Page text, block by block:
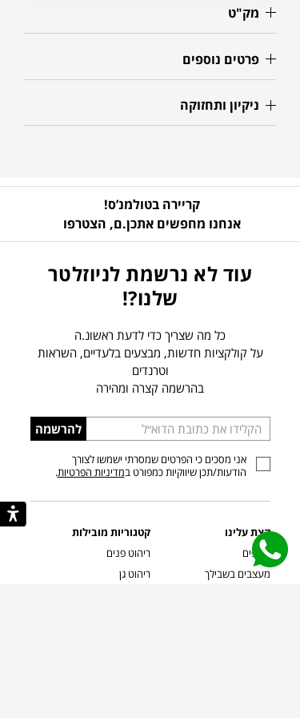
מק"ט
פרטים נוספים
ניקיון ותחזוקה
קריירה בטולמנ’ס!
אנחנו מחפשים אתכן.ם, הצטרפו
עוד לא נרשמת לניוזלטר
שלנו?!
כל מה שצריך כדי לדעת ראשונ.ה
על קולקציות חדשות, מבצעים בלעדיים, השראות
וטרנדים
בהרשמה קצרה ומהירה
הכניסו
כתובת
דוא”ל
להרשמה
אני מסכים כי הפרטים שמסרתי ישמשו לצורך
הודעות/תכן שיווקיות כמפורט במדיניות הפרטיות.
קצת עלינו
סניפים
מעצבים בשבילך
קטגוריות מובילות
ריהוט פנים
ריהוט גן